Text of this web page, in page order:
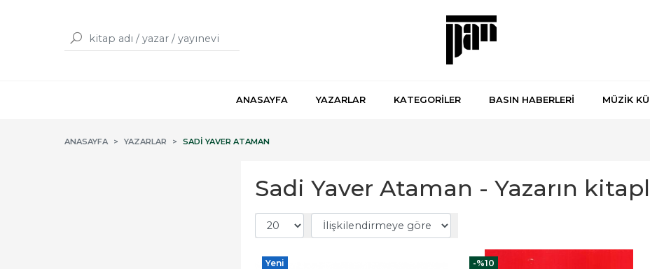
ANASAYFA YAZARLAR KATEGORİLER BASIN HABERLERİ MÜZİK
ANASAYFA YAZARLAR SADI YAVER ATAMAN
Sadi Yaver Ataman - Yazarın
Yeni -%10